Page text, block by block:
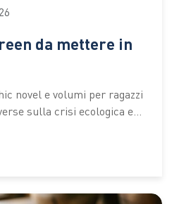
da mettere in
novel e volumi per ragazzi
sulla crisi ecologica e
e ambiente. I titoli
2026 diventano una